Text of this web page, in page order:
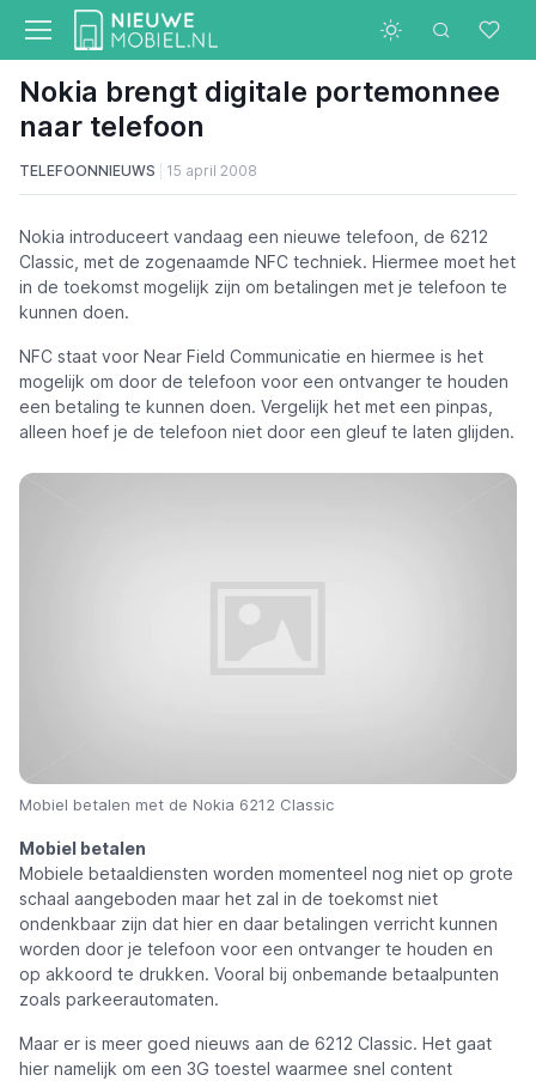
Nokia brengt digitale portemonnee
naar telefoon
TELEFOONNIEUWS 15 april 2008
Nokia introduceert vandaag een nieuwe telefoon, de 6212
Classic, met de zogenaamde NFC techniek. Hiermee moet het
in de toekomst mogelijk zijn om betalingen met je telefoon te
kunnen doen.
NFC staat voor Near Field Communicatie en hiermee is het
mogelijk om door de telefoon voor een ontvanger te houden
een betaling te kunnen doen. Vergelijk het met een pinpas,
alleen hoef je de telefoon niet door een gleuf te laten glijden.
Mobiel betalen met de Nokia 6212 Classic
Mobiel betalen
Mobiele betaaldiensten worden momenteel nog niet op grote
schaal aangeboden maar het zal in de toekomst niet
ondenkbaar zijn dat hier en daar betalingen verricht kunnen
worden door je telefoon voor een ontvanger te houden en
op akkoord te drukken. Vooral bij onbemande betaalpunten
zoals parkeerautomaten.
Maar er is meer goed nieuws aan de 6212 Classic. Het gaat
hier namelijk om een 3G toestel waarmee snel content